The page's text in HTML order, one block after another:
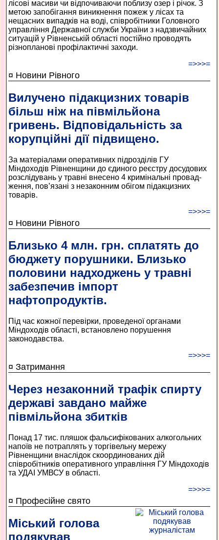
лісові масиви чи відпочиваючи поблизу озер і річок. З
метою запобігання виникнення пожеж у лісах та
нещасних випадків на воді, співробітники Головного
управління Державної служби України з надзвичайних
ситуацій у Рівненській області постійно проводять
різнопланові профілактичні заходи.
=>>>=
¤ Новини Рівного
Вилучено підакцизних товарів
більш ніж на півмільйона
гривень. Відповідальність за
корупційні дії підвищено.
За матеріалами оперативних підрозділів ГУ
Міндоходів Рівненщини до єдиного реєстру досудових
розслідувань у травні внесено 4 кримінальні провад­
ження, пов’язані з незаконним обігом підакцизних
товарів.
=>>>=
¤ Новини Рівного
Близько 4 млн. грн. сплатять до
бюджету порушники. Близько
половини надходжень у травні
забезпечив імпорт
нафтопродуктів.
Під час кожної перевірки, проведеної органами
Міндоходів області, встановлено порушення
законодавства.
=>>>=
¤ Затримання
Через незаконний трафік спирту
державі завдано майже
півмільйона збитків
Понад 17 тис. пляшок фальсифікованих алкогольних
напоїв не потраплять у торгівельну мережу
Рівненщини внаслідок скоординованих дій
співробітників оперативного управління ГУ Міндоходів
та УДАІ УМВСУ в області.
=>>>=
¤ Професійне свято
Міський голова
подякував